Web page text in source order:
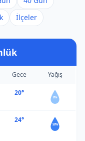
İlçeler
Gece Yağış
20°
8%
24°
58%